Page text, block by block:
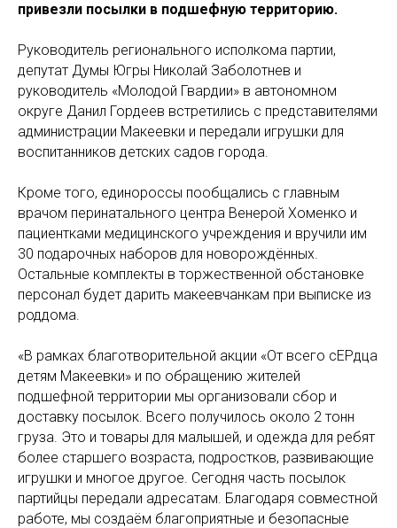
привезли посылки в подшефную территорию.
Руководитель регионального исполкома партии,
депутат Думы Югры Николай Заболотнев и
руководитель «Молодой Гвардии» в автономном
округе Данил Гордеев встретились с представителями
администрации Макеевки и передали игрушки для
воспитанников детских садов города.
Кроме того, единороссы пообщались с главным
врачом перинатального центра Венерой Хоменко и
пациентками медицинского учреждения и вручили им
30 подарочных наборов для новорождённых.
Остальные комплекты в торжественной обстановке
персонал будет дарить макеевчанкам при выписке из
роддома.
«В рамках благотворительной акции «От всего сЕРдца
детям Макеевки» и по обращению жителей
подшефной территории мы организовали сбор и
доставку посылок. Всего получилось около 2 тонн
груза. Это и товары для малышей, и одежда для ребят
более старшего возраста, подростков, развивающие
игрушки и многое другое. Сегодня часть посылок
партийцы передали адресатам. Благодаря совместной
работе, мы создаём благоприятные и безопасные